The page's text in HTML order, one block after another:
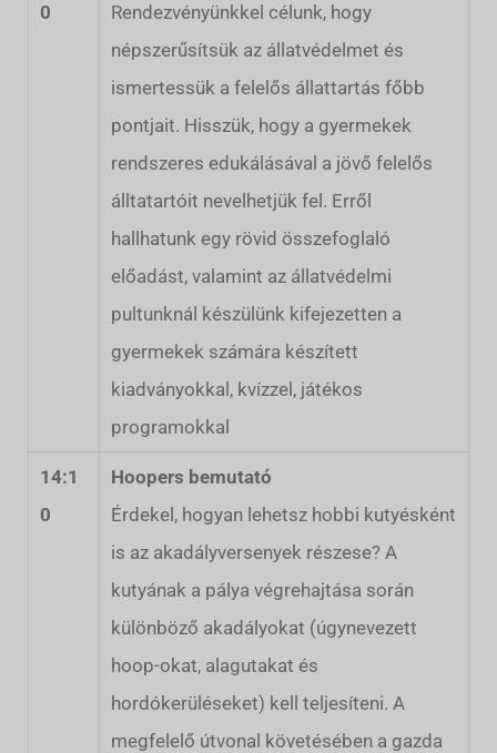
0
Rendezvényünkkel célunk, hogy
népszerűsítsük az állatvédelmet és
ismertessük a felelős állattartás főbb
pontjait. Hisszük, hogy a gyermekek
rendszeres edukálásával a jövő felelős
álltatartóit nevelhetjük fel. Erről
hallhatunk egy rövid összefoglaló
előadást, valamint az állatvédelmi
pultunknál készülünk kifejezetten a
gyermekek számára készített
kiadványokkal, kvízzel, játékos
programokkal
14:1
0
Hoopers bemutató
Érdekel, hogyan lehetsz hobbi kutyésként
is az akadályversenyek részese? A
kutyának a pálya végrehajtása során
különböző akadályokat (úgynevezett
hoop-okat, alagutakat és
hordókerüléseket) kell teljesíteni. A
megfelelő útvonal követésében a gazda